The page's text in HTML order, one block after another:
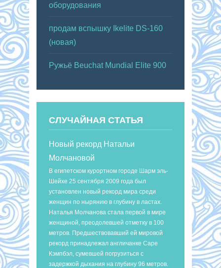
оборудования
продам вспышку Ikelite DS-160
(новая)
Ружьё Beuchat Mundial Elite 900
СЛУЧАЙНАЯ СТАТЬЯ
Новый рекорд Натальи
Молчановой
В египетском курортном городе Шарм эль-
Шейхе 25 сентября 2009 года был
установлен новый рекорд мира среди
женщин по нырянию в глубину в ластах.
Наталья Молчанова стала первой в мире
женщиной, преодолевшей отметку в 100
метров. Предшествовавший ей мировой
рекорд принадлежал англичанке Саре
Кэмпбэл, сумевшей погрузиться с
задержкой дыхания на глубину 96 метров.